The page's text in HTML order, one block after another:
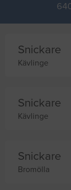
Snickare
Kävlinge
Snickare
Kävlinge
Snickare
Bromölla